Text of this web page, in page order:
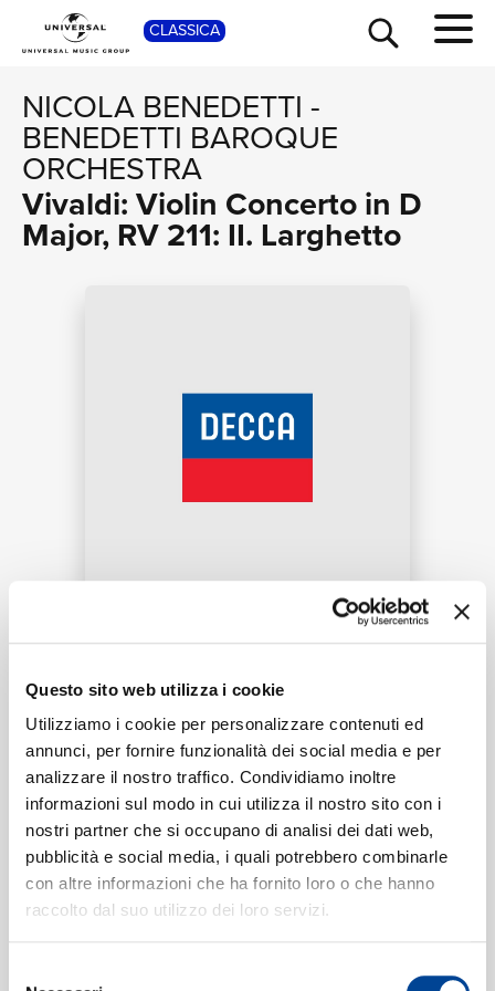
Questo sito web utilizza i cookie
Utilizziamo i cookie per personalizzare contenuti ed
annunci, per fornire funzionalità dei social media e per
analizzare il nostro traffico. Condividiamo inoltre
informazioni sul modo in cui utilizza il nostro sito con i
nostri partner che si occupano di analisi dei dati web,
pubblicità e social media, i quali potrebbero combinarle
con altre informazioni che ha fornito loro o che hanno
raccolto dal suo utilizzo dei loro servizi.
CLASSICA
NICOLA BENEDETTI -
BENEDETTI BAROQUE
ORCHESTRA
Vivaldi: Violin Concerto in D
Major, RV 211: II. Larghetto
Tracklist:
II. Larghetto
03:46
Benedetti Baroque Orchestra
Formati disponibili:
SHOP
NEWS
RICERCA
CHI SIAMO
CONTATTI